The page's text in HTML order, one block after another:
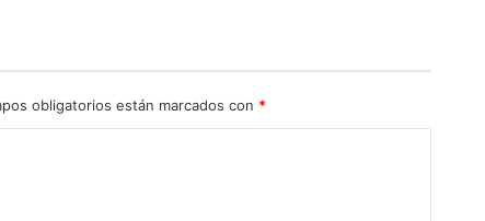
obligatorios están marcados con *